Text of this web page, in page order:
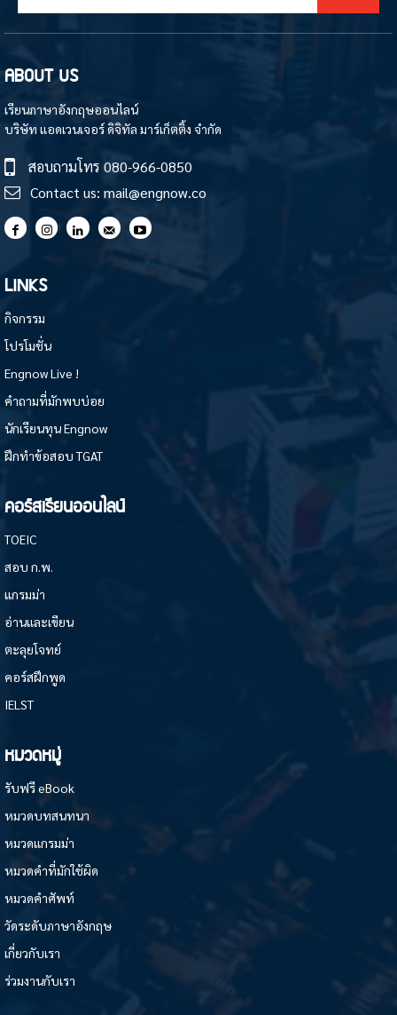
ABOUT US
เรียนภาษาอังกฤษออนไลน์
บริษัท แอดเวนเจอร์ ดิจิทัล มาร์เก็ตติ้ง จำกัด
สอบถามโทร 080-966-0850
Contact us: mail@engnow.co
LINKS
กิจกรรม
โปรโมชั่น
Engnow Live !
คำถามที่มักพบบ่อย
นักเรียนทุน Engnow
ฝึกทำข้อสอบ TGAT
คอร์สเรียนออนไลน์
TOEIC
สอบ ก.พ.
แกรมม่า
อ่านและเขียน
ตะลุยโจทย์
คอร์สฝึกพูด
IELST
หมวดหมู่
รับฟรี eBook
หมวดบทสนทนา
หมวดแกรมม่า
หมวดคำที่มักใช้ผิด
หมวดคำศัพท์
วัดระดับภาษาอังกฤษ
เกี่ยวกับเรา
ร่วมงานกับเรา